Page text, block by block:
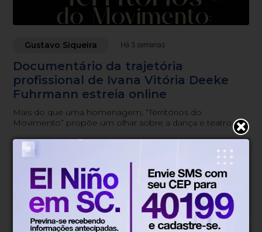
Gustavo Siqueira Há 3 semanas
Documentário da trajetória
profissional de Ivana Vitória Deeke
Fuhrmann estreia online
Mais do que uma homenagem, “Territórios do
Movimento” propõe um olhar sobre a dança e teatro
experiência educativa.